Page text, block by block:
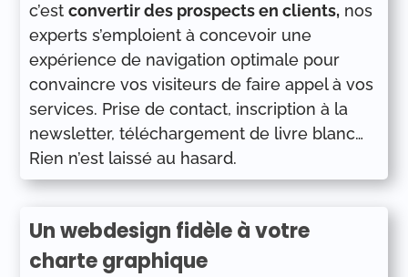
c’estconvertir des prospects en clients, nos
experts s’emploient à concevoir une
expérience de navigation optimale pour
convaincre vos visiteurs de faire appel à vos
services. Prise de contact, inscription à la
newsletter, téléchargement de livre blanc…
Rien n’est laissé au hasard.
Un webdesign fidèle à votre
charte graphique